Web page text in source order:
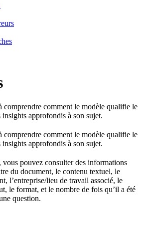
comprendre comment le modèle qualifie le
approfondis à son sujet.
comprendre comment le modèle qualifie le
approfondis à son sujet.
vous pouvez consulter des informations
du document, le contenu textuel, le
l’entreprise/lieu de travail associé, le
le format, et le nombre de fois qu’il a été
question.